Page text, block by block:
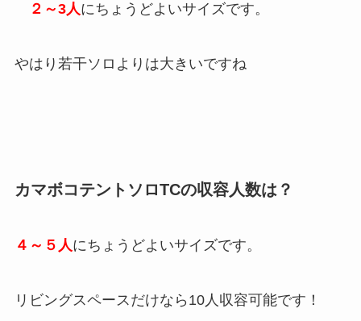
２～3人にちょうどよいサイズです。
やはり若干ソロよりは大きいですね
カマボコテントソロTCの収容人数は？
４～５人にちょうどよいサイズです。
リビングスペースだけなら10人収容可能です！